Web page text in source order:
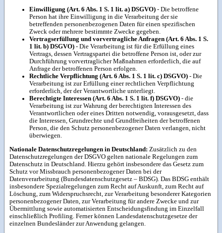
Einwilligung (Art. 6 Abs. 1 S. 1 lit. a) DSGVO) - Die betroffene
Person hat ihre Einwilligung in die Verarbeitung der sie
betreffenden personenbezogenen Daten für einen spezifischen
Zweck oder mehrere bestimmte Zwecke gegeben.
Vertragserfüllung und vorvertragliche Anfragen (Art. 6 Abs. 1 S.
1 lit. b) DSGVO) - Die Verarbeitung ist für die Erfüllung eines
Vertrags, dessen Vertragspartei die betroffene Person ist, oder zur
Durchführung vorvertraglicher Maßnahmen erforderlich, die auf
Anfrage der betroffenen Person erfolgen.
Rechtliche Verpflichtung (Art. 6 Abs. 1 S. 1 lit. c) DSGVO) - Die
Verarbeitung ist zur Erfüllung einer rechtlichen Verpflichtung
erforderlich, der der Verantwortliche unterliegt.
Berechtigte Interessen (Art. 6 Abs. 1 S. 1 lit. f) DSGVO) - die
Verarbeitung ist zur Wahrung der berechtigten Interessen des
Verantwortlichen oder eines Dritten notwendig, vorausgesetzt, dass
die Interessen, Grundrechte und Grundfreiheiten der betroffenen
Person, die den Schutz personenbezogener Daten verlangen, nicht
überwiegen.
Nationale Datenschutzregelungen in Deutschland: Zusätzlich zu den
Datenschutzregelungen der DSGVO gelten nationale Regelungen zum
Datenschutz in Deutschland. Hierzu gehört insbesondere das Gesetz zum
Schutz vor Missbrauch personenbezogener Daten bei der
Datenverarbeitung (Bundesdatenschutzgesetz – BDSG). Das BDSG enthält
insbesondere Spezialregelungen zum Recht auf Auskunft, zum Recht auf
Löschung, zum Widerspruchsrecht, zur Verarbeitung besonderer Kategorien
personenbezogener Daten, zur Verarbeitung für andere Zwecke und zur
Übermittlung sowie automatisierten Entscheidungsfindung im Einzelfall
einschließlich Profiling. Ferner können Landesdatenschutzgesetze der
einzelnen Bundesländer zur Anwendung gelangen.